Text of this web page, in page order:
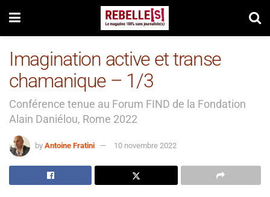
Imagination active et transe
chamanique – 1/3
Conférence tenue au Forum FIND de la Fondation
Alain Daniélou, Rome 2022
by Antoine Fratini 10 novembre 2022